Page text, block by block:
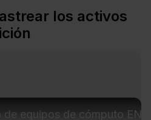
los activos
de equipos de cómputo EN